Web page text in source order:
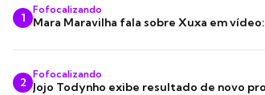
1
Fofocalizando
Mara Maravilha fala sobre Xuxa em
2
Fofocalizando
Jojo Todynho exibe resultado de novo